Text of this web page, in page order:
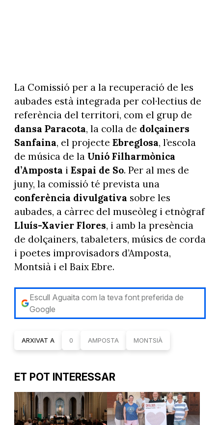
La Comissió per a la recuperació de les
aubades està integrada per col·lectius de
referència del territori, com el grup de
dansa Paracota, la colla de dolçainers
Sanfaina, el projecte Ebreglosa, l’escola
de música de laUnió Filharmònica
d’Amposta i Espai de So. Per al mes de
juny, la comissió té prevista una
conferència divulgativa sobre les
aubades, a càrrec del museòleg i etnògraf
Lluís-Xavier Flores, i amb la presència
de dolçainers, tabaleters, músics de corda
i poetes improvisadors d’Amposta,
Montsià i el Baix Ebre.
Escull Aguaita com la teva font preferida de
Google
ARXIVAT A 0 AMPOSTA MONTSIÀ
ET POT INTERESSAR